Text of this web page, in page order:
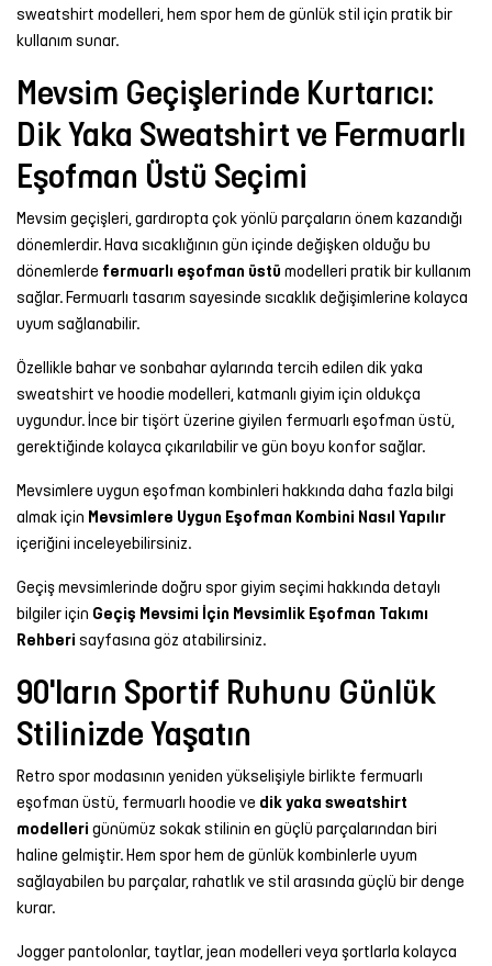
sweatshirt modelleri, hem spor hem de günlük stil için pratik bir
kullanım sunar.
Mevsim Geçişlerinde Kurtarıcı:
Dik Yaka Sweatshirt ve Fermuarlı
Eşofman Üstü Seçimi
Mevsim geçişleri, gardıropta çok yönlü parçaların önem kazandığı
dönemlerdir. Hava sıcaklığının gün içinde değişken olduğu bu
dönemlerde fermuarlı eşofman üstü modelleri pratik bir kullanım
sağlar. Fermuarlı tasarım sayesinde sıcaklık değişimlerine kolayca
uyum sağlanabilir.
Özellikle bahar ve sonbahar aylarında tercih edilen dik yaka
sweatshirt ve hoodie modelleri, katmanlı giyim için oldukça
uygundur. İnce bir tişört üzerine giyilen fermuarlı eşofman üstü,
gerektiğinde kolayca çıkarılabilir ve gün boyu konfor sağlar.
Mevsimlere uygun eşofman kombinleri hakkında daha fazla bilgi
almak için Mevsimlere Uygun Eşofman Kombini Nasıl Yapılır
içeriğini inceleyebilirsiniz.
Geçiş mevsimlerinde doğru spor giyim seçimi hakkında detaylı
bilgiler için Geçiş Mevsimi İçin Mevsimlik Eşofman Takımı
Rehberi sayfasına göz atabilirsiniz.
90'ların Sportif Ruhunu Günlük
Stilinizde Yaşatın
Retro spor modasının yeniden yükselişiyle birlikte fermuarlı
eşofman üstü, fermuarlı hoodie ve dik yaka sweatshirt
modelleri günümüz sokak stilinin en güçlü parçalarından biri
haline gelmiştir. Hem spor hem de günlük kombinlerle uyum
sağlayabilen bu parçalar, rahatlık ve stil arasında güçlü bir denge
kurar.
Jogger pantolonlar, taytlar, jean modelleri veya şortlarla kolayca